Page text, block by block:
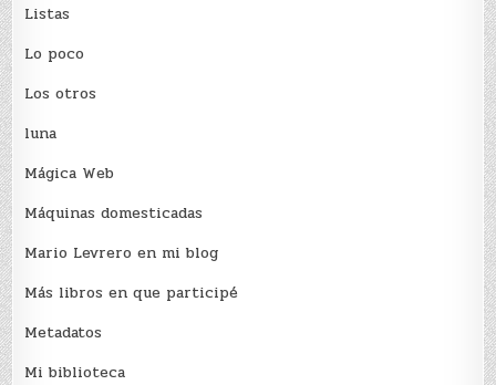
Listas
Lo poco
Los otros
luna
Mágica Web
Máquinas domesticadas
Mario Levrero en mi blog
Más libros en que participé
Metadatos
Mi biblioteca